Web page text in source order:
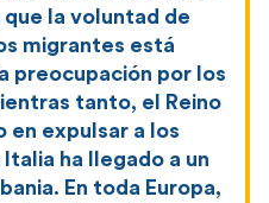
la voluntad de
migrantes está
preocupación por los
tanto, el Reino
en expulsar a los
ha llegado a un
En toda Europa,